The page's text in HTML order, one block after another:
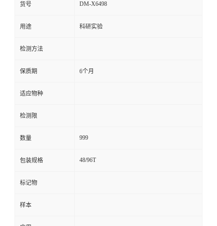
留
言
货号 DM-X6498
用途 科研实验
检测方法
保质期 6个月
适应物种
检测限
数量 999
包装规格 48/96T
标记物
样本